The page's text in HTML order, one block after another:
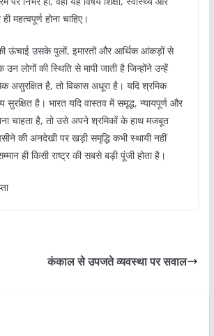
महत्वपूर्ण होना चाहिए।
ऊंचाई उसके पुलों, इमारतों और आर्थिक आंकड़ों से
उन लोगों की स्थिति से मापी जाती है जिन्होंने उन्हें
असुरक्षित है, तो विकास अधूरा है। यदि श्रमिक
सुरक्षित है। भारत यदि वास्तव में समृद्ध, न्यायपूर्ण और
चाहता है, तो उसे अपने श्रमिकों के हाथ मजबूत
की अनदेखी पर खड़ी समृद्धि कभी स्थायी नहीं
ही किसी राष्ट्र की सबसे बड़ी पूंजी होता है।
कंकाल से उपजते व्यवस्था पर सवाल